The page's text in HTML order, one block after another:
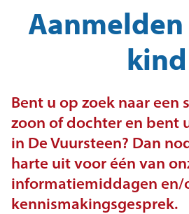
kind
Bent u op zoek naar een
zoon of dochter en bent
in De Vuursteen? Dan
harte uit voor één van
informatiemiddagen en/
kennismakingsgesprek.